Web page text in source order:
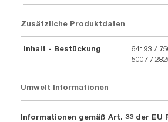
Zusätzliche Produktdaten
Inhalt - Bestückung
64193 /
5007 /
Umwelt Informationen
Informationen gemäß Art. 33 der EU